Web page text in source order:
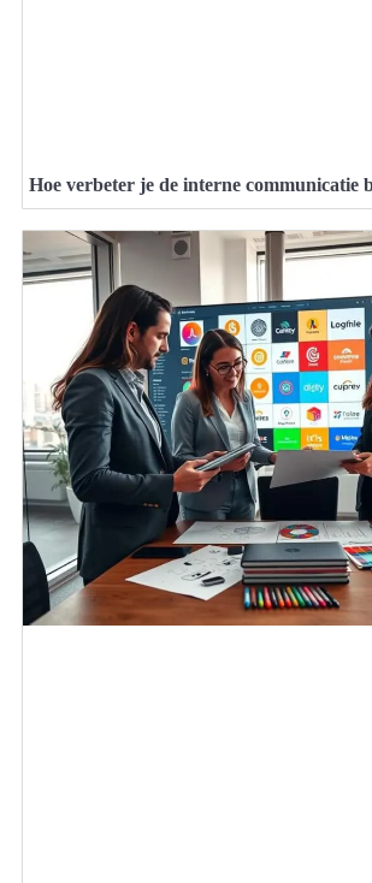
Hoe verbeter je de interne communicatie